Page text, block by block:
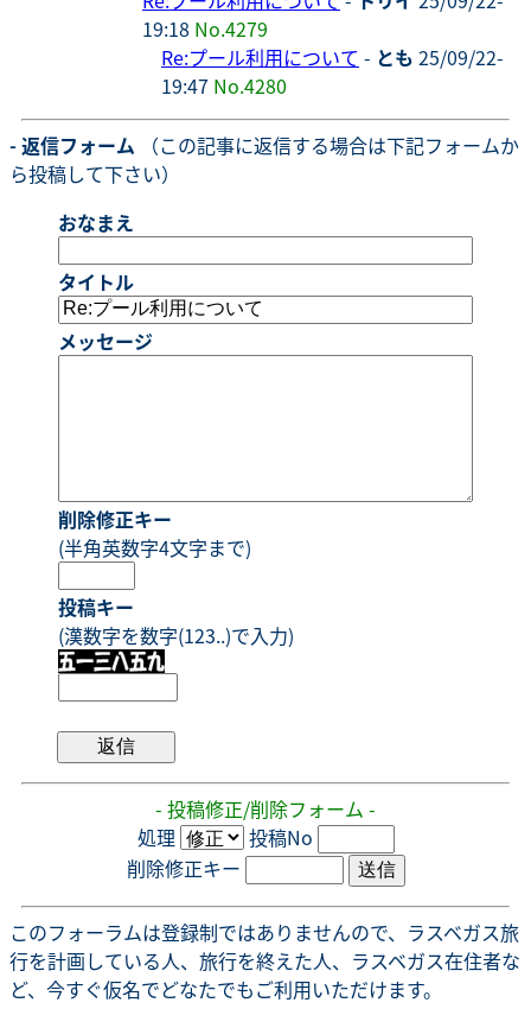
19:18 No.4279
Re:プール利用について - とも 25/09/22-
19:47 No.4280
- 返信フォーム （この記事に返信する場合は下記フォームか
ら投稿して下さい）
おなまえ
タイトル
メッセージ
削除修正キー
(半角英数字4文字まで)
投稿キー
(漢数字を数字(123..)で入力)
- 投稿修正/削除フォーム -
処理
投稿No
削除修正キー
このフォーラムは登録制ではありませんので、ラスベガス旅
行を計画している人、旅行を終えた人、ラスベガス在住者な
ど、今すぐ仮名でどなたでもご利用いただけます。